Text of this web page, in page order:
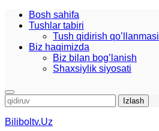
Bosh sahifa
Tushlar tabiri
Tush qidirish qo’llanmasi
Biz haqimizda
Biz bilan bog’lanish
Shaxsiylik siyosati
Qidirshish:
Biliboltv.Uz